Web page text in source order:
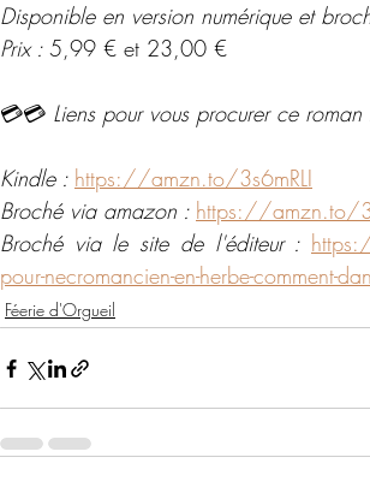
Disponible en version numérique et
Prix : 5,99 € et 23,00 €
💳💳 Liens pour vous procurer ce roman
Kindle : https://amzn.to/3s6mRLI
Broché via amazon : https://amzn.to/
Broché via le site de l'éditeur :
pour-necromancien-en-herbe-comment-
Féerie d'Orgueil